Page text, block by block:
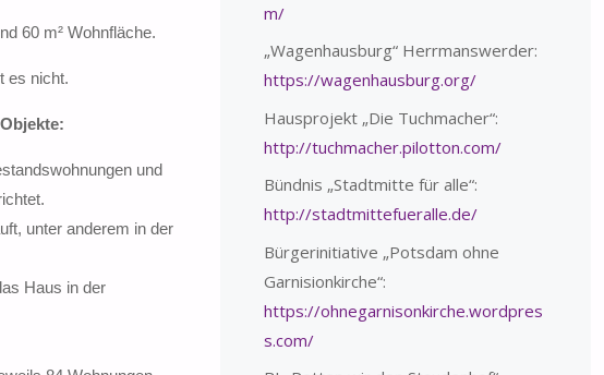
60 m² Wohnfläche.
es nicht.
und
unter anderem in der
Haus in der
m/
„Wagenhausburg“ Herrmanswerder:
https://wagenhausburg.org/
Hausprojekt „Die Tuchmacher“:
http://tuchmacher.pilotton.com/
Bündnis „Stadtmitte für alle“:
http://stadtmittefueralle.de/
Bürgerinitiative „Potsdam ohne
Garnisionkirche“:
https://ohnegarnisonkirche.wordpres
s.com/